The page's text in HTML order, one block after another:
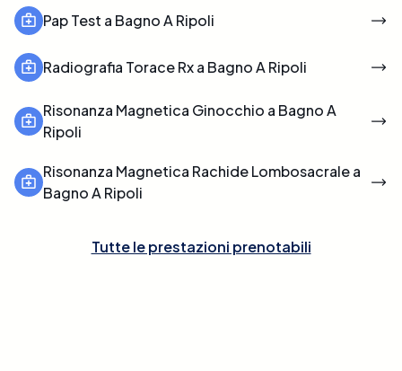
Pap Test a Bagno A Ripoli
Radiografia Torace Rx a Bagno A Ripoli
Risonanza Magnetica Ginocchio a Bagno A
Ripoli
Risonanza Magnetica Rachide Lombosacrale a
Bagno A Ripoli
Tutte le prestazioni prenotabili